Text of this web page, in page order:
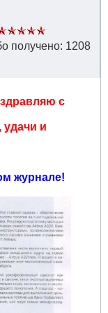
получено: 1208
с
удачи и
журнале!